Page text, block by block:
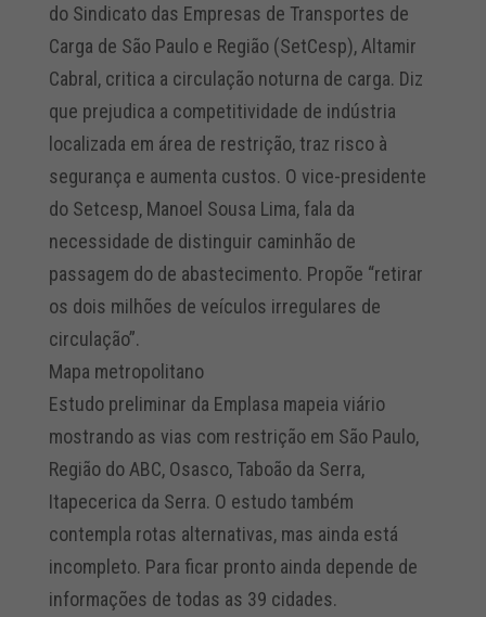
do Sindicato das Empresas de Transportes de
Carga de São Paulo e Região (SetCesp), Altamir
Cabral, critica a circulação noturna de carga. Diz
que prejudica a competitividade de indústria
localizada em área de restrição, traz risco à
segurança e aumenta custos. O vice-presidente
do Setcesp, Manoel Sousa Lima, fala da
necessidade de distinguir caminhão de
passagem do de abastecimento. Propõe “retirar
os dois milhões de veículos irregulares de
circulação”.
Mapa metropolitano
Estudo preliminar da Emplasa mapeia viário
mostrando as vias com restrição em São Paulo,
Região do ABC, Osasco, Taboão da Serra,
Itapecerica da Serra. O estudo também
contempla rotas alternativas, mas ainda está
incompleto. Para ficar pronto ainda depende de
informações de todas as 39 cidades.